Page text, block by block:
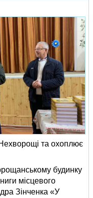
та охоплює
будинку
місцевого
Зінченка «У